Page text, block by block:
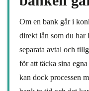
Om en bank går i
direkt lån som du har
separata avtal och
för att täcka sina
kan dock processen